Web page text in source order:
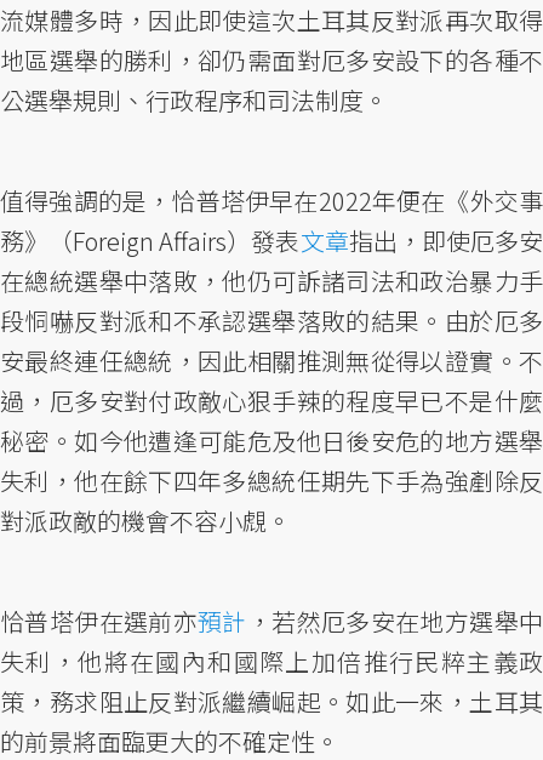
流媒體多時，因此即使這次土耳其反對派再次取得
地區選舉的勝利，卻仍需面對厄多安設下的各種不
公選舉規則、行政程序和司法制度。
值得強調的是，恰普塔伊早在2022年便在《外交事
務》（Foreign Affairs）發表文章指出，即使厄多安
在總統選舉中落敗，他仍可訴諸司法和政治暴力手
段恫嚇反對派和不承認選舉落敗的結果。由於厄多
安最終連任總統，因此相關推測無從得以證實。不
過，厄多安對付政敵心狠手辣的程度早已不是什麼
秘密。如今他遭逢可能危及他日後安危的地方選舉
失利，他在餘下四年多總統任期先下手為強剷除反
對派政敵的機會不容小覤。
恰普塔伊在選前亦預計 ，若然厄多安在地方選舉中
失利，他將在國內和國際上加倍推行民粹主義政
策，務求阻止反對派繼續崛起。如此一來，土耳其
的前景將面臨更大的不確定性。